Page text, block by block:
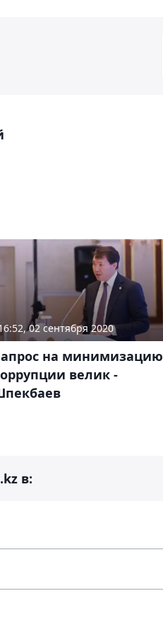
02 сентября 2020
на минимизацию
велик -
в: